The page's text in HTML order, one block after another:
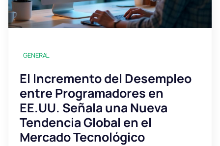
GENERAL
El Incremento del Desempleo
entre Programadores en
EE.UU. Señala una Nueva
Tendencia Global en el
Mercado Tecnológico